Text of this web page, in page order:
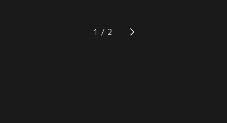
メンデス操縦のストライクビートル
の援護を受け、最後の力を振り絞っ
1